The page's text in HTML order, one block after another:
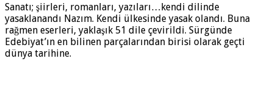
Sanatı; şiirleri, romanları, yazıları…kendi dilinde
yasaklanandı Nazım. Kendi ülkesinde yasak olandı. Buna
rağmen eserleri, yaklaşık 51 dile çevirildi. Sürgünde
Edebiyat’ın en bilinen parçalarından birisi olarak geçti
dünya tarihine.